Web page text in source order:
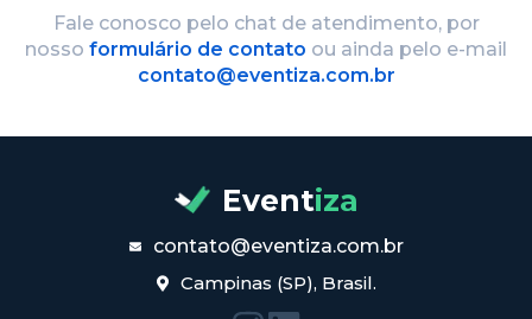
Fale conosco pelo chat de atendimento, por
nosso formulário de contato ou ainda pelo e-mail
contato@eventiza.com.br
Eventiza
contato@eventiza.com.br
Campinas (SP), Brasil.